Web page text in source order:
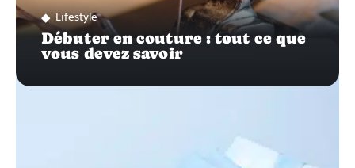
Lifestyle
Débuter en couture : tout ce que
vous devez savoir